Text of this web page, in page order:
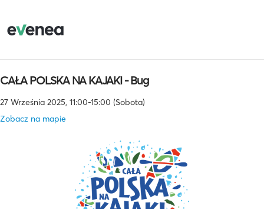
CAŁA POLSKA NA KAJAKI - Bug
27 Września 2025, 11:00-15:00 (Sobota)
Zobacz na mapie